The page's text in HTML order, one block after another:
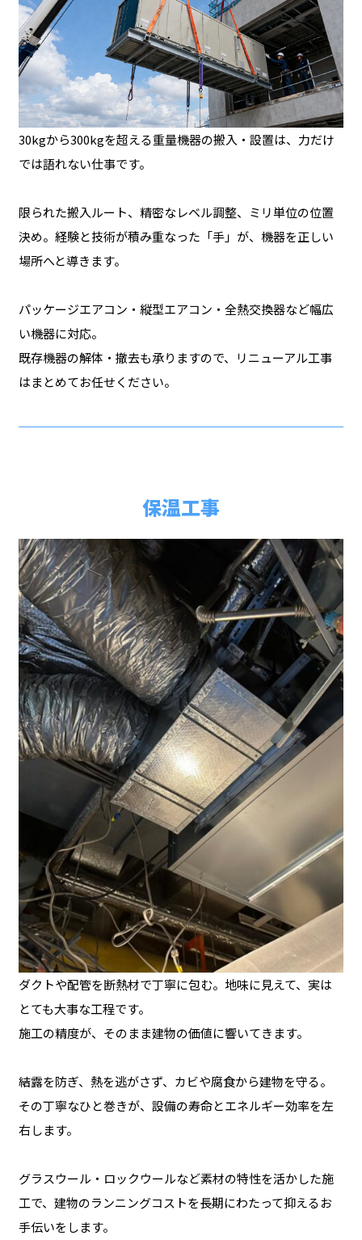
30kgから300kgを超える重量機器の搬入・設置は、力だけ
では語れない仕事です。
限られた搬入ルート、精密なレベル調整、ミリ単位の位置
決め。経験と技術が積み重なった「手」が、機器を正しい
場所へと導きます。
パッケージエアコン・縦型エアコン・全熱交換器など幅広
い機器に対応。
既存機器の解体・撤去も承りますので、リニューアル工事
はまとめてお任せください。
保温工事
ダクトや配管を断熱材で丁寧に包む。地味に見えて、実は
とても大事な工程です。
施工の精度が、そのまま建物の価値に響いてきます。
結露を防ぎ、熱を逃がさず、カビや腐食から建物を守る。
その丁寧なひと巻きが、設備の寿命とエネルギー効率を左
右します。
グラスウール・ロックウールなど素材の特性を活かした施
工で、建物のランニングコストを長期にわたって抑えるお
手伝いをします。